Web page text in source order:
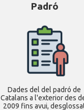
Padró
Dades del del padró de
Catalans a l'exterior des
2009 fins avui,